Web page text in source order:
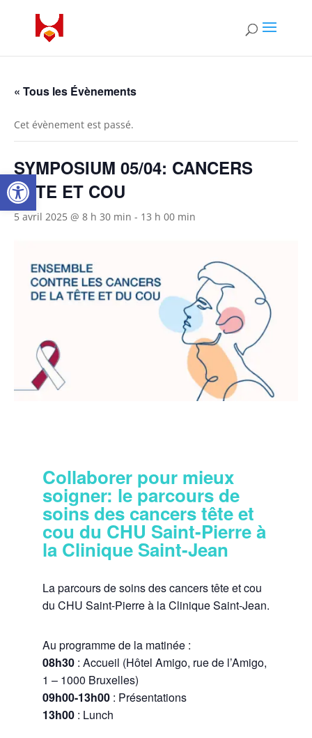
Ouvrir la barre d’outils
« Tous les Évènements
Cet évènement est passé.
SYMPOSIUM 05/04: CANCERS
TÊTE ET COU
5 avril 2025 @ 8 h 30 min - 13 h 00 min
Collaborer pour mieux
soigner: le parcours de
soins des cancers tête et
cou du CHU Saint-Pierre à
la Clinique Saint-Jean
La parcours de soins des cancers tête et cou
du CHU Saint-Pierre à la Clinique Saint-Jean.
Au programme de la matinée :
08h30: Accueil (Hôtel Amigo, rue de l’Amigo,
1 – 1000 Bruxelles)
09h00-13h00: Présentations
13h00: Lunch